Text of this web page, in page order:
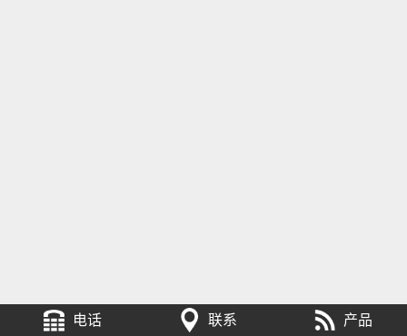
电话 联系 产品